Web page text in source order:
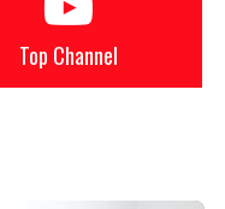
Top Channel